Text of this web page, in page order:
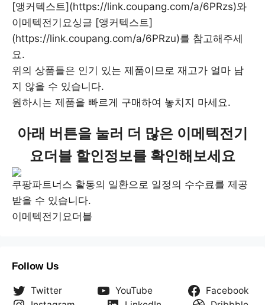
[앵커텍스트](https://link.coupang.com/a/6PRzs)와
이메텍전기요싱글 [앵커텍스트]
(https://link.coupang.com/a/6PRzu)를 참고해주세
요.
위의 상품들은 인기 있는 제품이므로 재고가 얼마 남
지 않을 수 있습니다.
원하시는 제품을 빠르게 구매하여 놓치지 마세요.
아래 버튼을 눌러 더 많은 이메텍전기
요더블 할인정보를 확인해보세요
쿠팡파트너스 활동의 일환으로 일정의 수수료를 제공
받을 수 있습니다.
이메텍전기요더블
Follow Us
Twitter YouTube
Facebook